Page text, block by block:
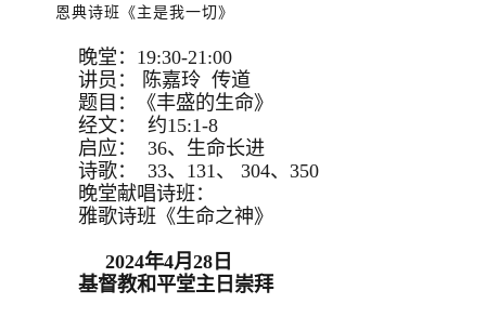
恩典诗班《主是我一切》
晚堂：19:30-21:00
讲员： 陈嘉玲 传道
题目：《丰盛的生命》
经文： 约15:1-8
启应： 36、生命长进
诗歌： 33、131、 304、350
晚堂献唱诗班：
雅歌诗班《生命之神》
2024年4月28日
基督教和平堂主日崇拜